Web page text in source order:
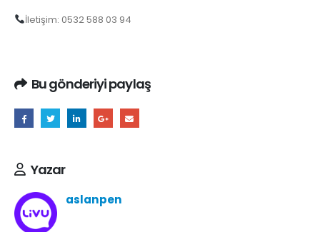
İletişim: 0532 588 03 94
Bu gönderiyi paylaş
Yazar
aslanpen